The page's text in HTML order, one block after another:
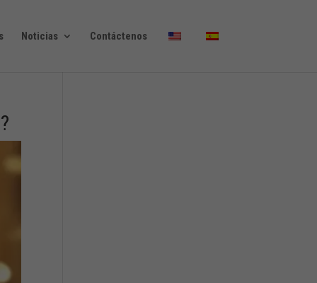
Noticias Contáctenos